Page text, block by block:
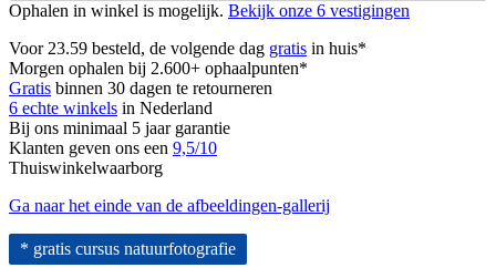
Ophalen in winkel is mogelijk. Bekijk onze 6 vestigingen
Voor 23.59 besteld, de volgende dag gratis in huis*
Morgen ophalen bij 2.600+ ophaalpunten*
Gratis binnen 30 dagen te retourneren
6 echte winkels in Nederland
Bij ons minimaal 5 jaar garantie
Klanten geven ons een 9,5/10
Thuiswinkelwaarborg
Ga naar het einde van de afbeeldingen-gallerij
* gratis cursus natuurfotografie